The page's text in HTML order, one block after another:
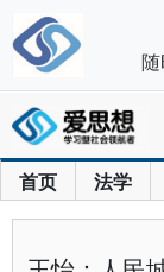
首页 法学